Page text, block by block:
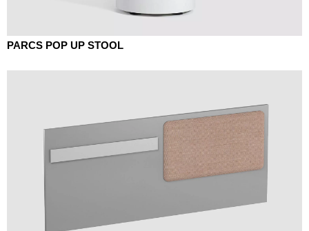
PARCS POP UP STOOL